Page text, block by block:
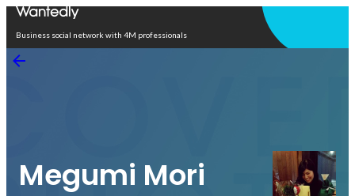
Business social network with 4M professionals
Megumi Mori